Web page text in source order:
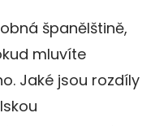
španělštině,
mluvíte
Jaké jsou rozdíly